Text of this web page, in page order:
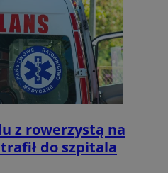
z rowerzystą na
do szpitala